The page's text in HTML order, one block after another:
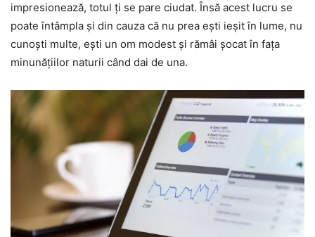
impresionează, totul ți se pare ciudat. Însă acest lucru se
poate întâmpla și din cauza că nu prea ești ieșit în lume, nu
cunoști multe, ești un om modest și rămâi șocat în fața
minunățiilor naturii când dai de una.